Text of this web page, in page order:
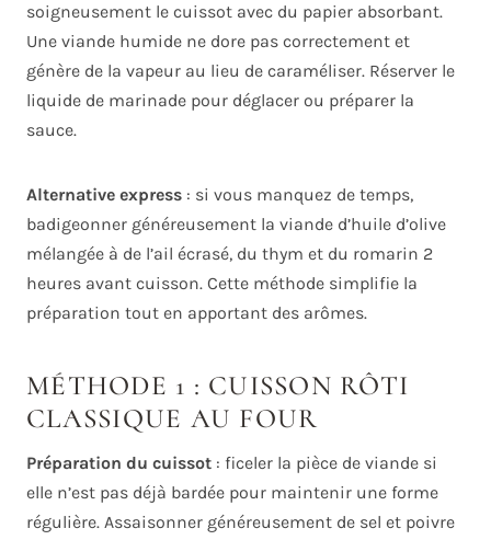
soigneusement le cuissot avec du papier absorbant.
Une viande humide ne dore pas correctement et
génère de la vapeur au lieu de caraméliser. Réserver le
liquide de marinade pour déglacer ou préparer la
sauce.
Alternative express : si vous manquez de temps,
badigeonner généreusement la viande d’huile d’olive
mélangée à de l’ail écrasé, du thym et du romarin 2
heures avant cuisson. Cette méthode simplifie la
préparation tout en apportant des arômes.
MÉTHODE 1 : CUISSON RÔTI
CLASSIQUE AU FOUR
Préparation du cuissot : ficeler la pièce de viande si
elle n’est pas déjà bardée pour maintenir une forme
régulière. Assaisonner généreusement de sel et poivre